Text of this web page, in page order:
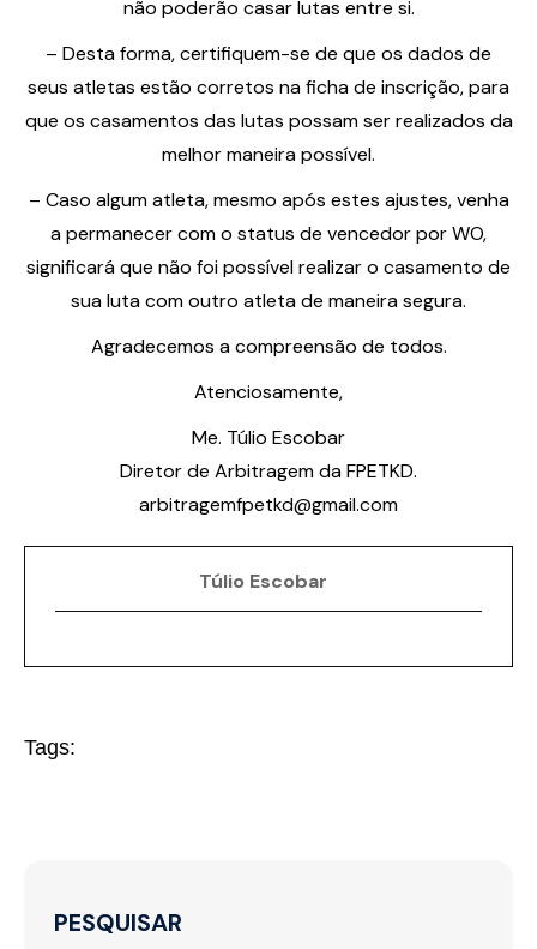
não poderão casar lutas entre si.
– Desta forma, certifiquem-se de que os dados de
seus atletas estão corretos na ficha de inscrição, para
que os casamentos das lutas possam ser realizados da
melhor maneira possível.
– Caso algum atleta, mesmo após estes ajustes, venha
a permanecer com o status de vencedor por WO,
significará que não foi possível realizar o casamento de
sua luta com outro atleta de maneira segura.
Agradecemos a compreensão de todos.
Atenciosamente,
Me. Túlio Escobar
Diretor de Arbitragem da FPETKD.
arbitragemfpetkd@gmail.com
Túlio Escobar
Tags:
PESQUISAR